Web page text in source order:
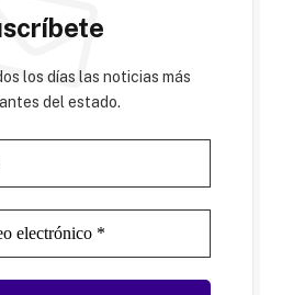
los días las noticias más
del estado.